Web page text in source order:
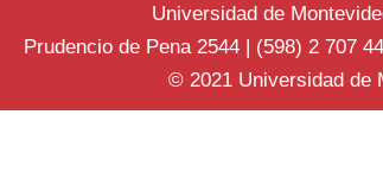
Universidad de
Prudencio de Pena 2544 | (598) 2 707
© 2021 Universidad de